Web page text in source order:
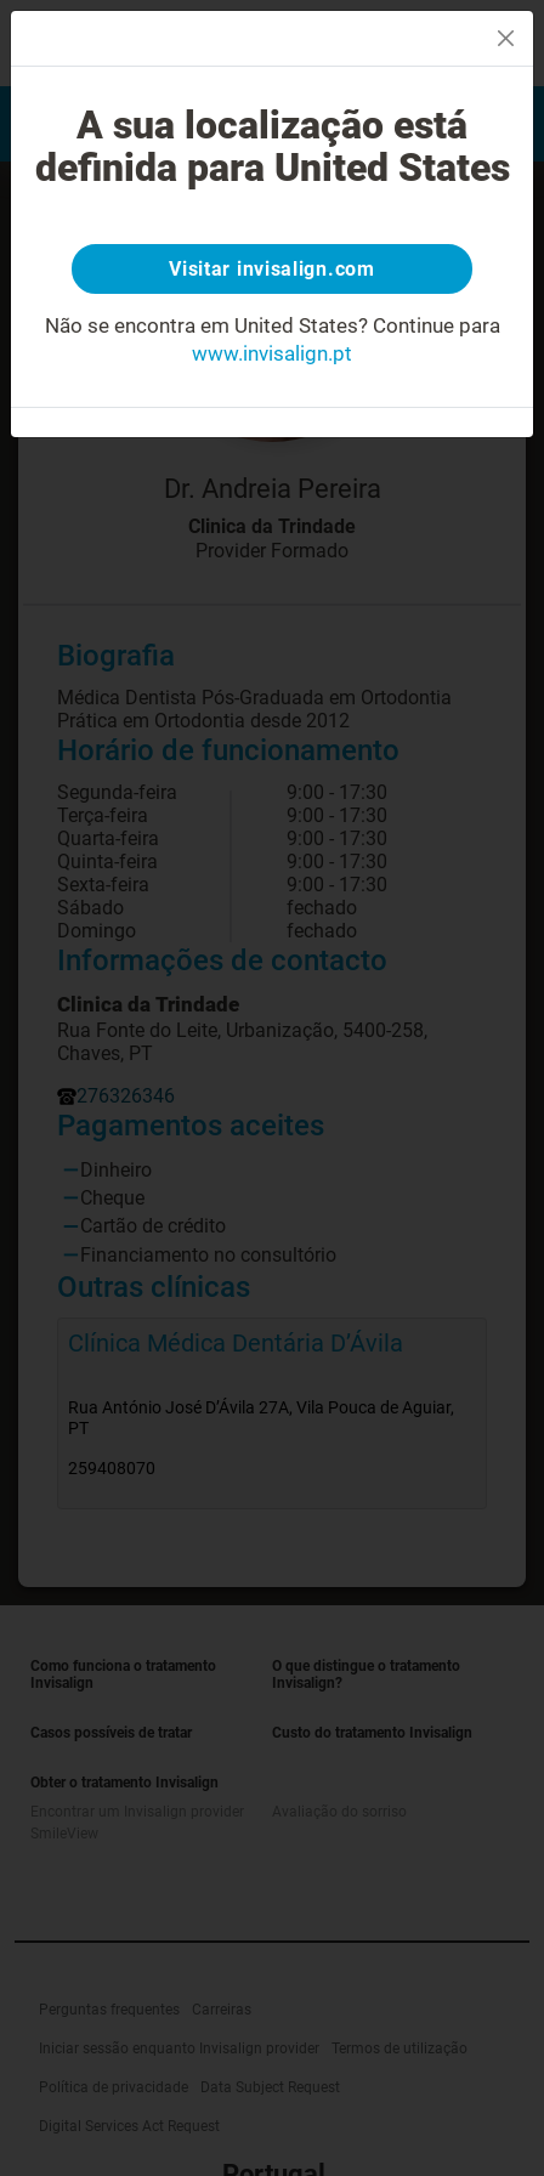
Avaliação do sorriso
Encontrar um Invisalign
provider
Dr. Andreia Pereira
Clinica da Trindade
Provider Formado
Biografia
Médica Dentista Pós-Graduada em Ortodontia
Horário de funcionamento
Segunda-feira
9:00 - 17:30
Terça-feira
9:00 - 17:30
Quarta-feira
9:00 - 17:30
Quinta-feira
9:00 - 17:30
Sexta-feira
9:00 - 17:30
Sábado
fechado
Domingo
fechado
Informações de contacto
Clinica da Trindade
Rua Fonte do Leite, Urbanização, 5400-258,
Chaves, PT
276326346
Pagamentos aceites
Dinheiro
Cheque
Cartão de crédito
Financiamento no consultório
Outras clínicas
Clínica Médica Dentária D’Ávila
Rua António José D’Ávila 27A, Vila Pouca de Aguiar,
PT
259408070
Como funciona o tratamento
Invisalign
O que distingue o tratamento
Invisalign?
Casos possíveis de tratar Custo do tratamento Invisalign
Obter o tratamento Invisalign
Perguntas frequentes Carreiras
Iniciar sessão enquanto Invisalign provider Termos de utilização
Política de privacidade Data Subject Request
Digital Services Act Request
A sua localização está
definida para United States
Visitar invisalign.com
Não se encontra em United States? Continue para
www.invisalign.pt